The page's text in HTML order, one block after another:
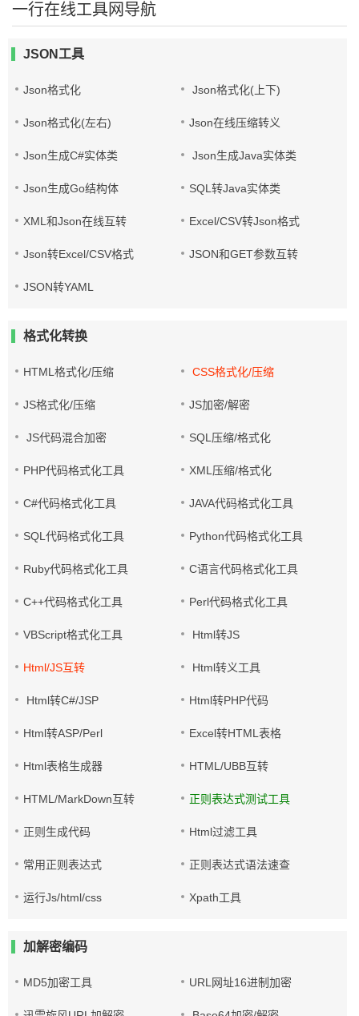
一行在线工具网导航
JSON工具
Json格式化 Json格式化(上下)
Json格式化(左右) Json在线压缩转义
Json生成C#实体类 Json生成Java实体类
Json生成Go结构体 SQL转Java实体类
XML和Json在线互转 Excel/CSV转Json格式
Json转Excel/CSV格式 JSON和GET参数互转
JSON转YAML
格式化转换
HTML格式化/压缩 CSS格式化/压缩
JS格式化/压缩 JS加密/解密
JS代码混合加密 SQL压缩/格式化
PHP代码格式化工具 XML压缩/格式化
C#代码格式化工具 JAVA代码格式化工具
SQL代码格式化工具 Python代码格式化工具
Ruby代码格式化工具 C语言代码格式化工具
C++代码格式化工具 Perl代码格式化工具
VBScript格式化工具 Html转JS
Html/JS互转 Html转义工具
Html转C#/JSP Html转PHP代码
Html转ASP/Perl Excel转HTML表格
Html表格生成器 HTML/UBB互转
HTML/MarkDown互转 正则表达式测试工具
正则生成代码 Html过滤工具
常用正则表达式 正则表达式语法速查
运行Js/html/css Xpath工具
加解密编码
MD5加密工具 URL网址16进制加密